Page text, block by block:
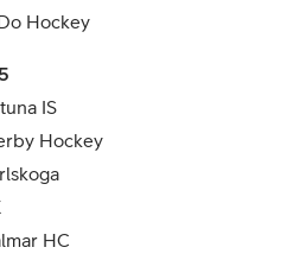
Hockey
IS
Hockey
HC